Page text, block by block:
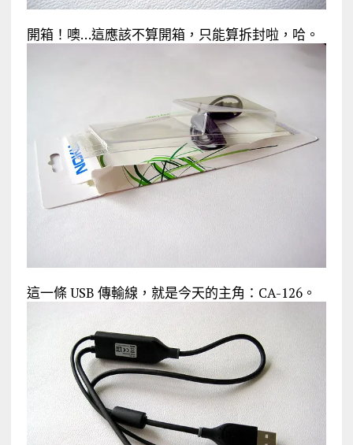
開箱！噢…這應該不算開箱，只能算拆封啦，哈。
這一條 USB 傳輸線，就是今天的主角：CA-126。